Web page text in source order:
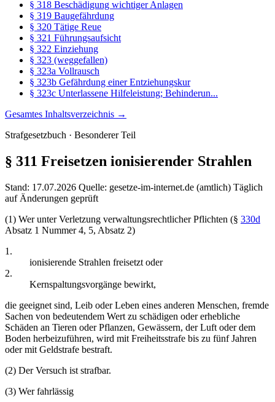
§ 318 Beschädigung wichtiger Anlagen
§ 319 Baugefährdung
§ 320 Tätige Reue
§ 321 Führungsaufsicht
§ 322 Einziehung
§ 323 (weggefallen)
§ 323a Vollrausch
§ 323b Gefährdung einer Entziehungskur
§ 323c Unterlassene Hilfeleistung; Behinderun...
Gesamtes Inhaltsverzeichnis →
Strafgesetzbuch · Besonderer Teil
§ 311 Freisetzen ionisierender Strahlen
Stand: 17.07.2026 Quelle: gesetze-im-internet.de (amtlich) Täglich
auf Änderungen geprüft
(1) Wer unter Verletzung verwaltungsrechtlicher Pflichten (§ 330d
Absatz 1 Nummer 4, 5, Absatz 2)
1.
ionisierende Strahlen freisetzt oder
2.
Kernspaltungsvorgänge bewirkt,
die geeignet sind, Leib oder Leben eines anderen Menschen, fremde
Sachen von bedeutendem Wert zu schädigen oder erhebliche
Schäden an Tieren oder Pflanzen, Gewässern, der Luft oder dem
Boden herbeizuführen, wird mit Freiheitsstrafe bis zu fünf Jahren
oder mit Geldstrafe bestraft.
(2) Der Versuch ist strafbar.
(3) Wer fahrlässig